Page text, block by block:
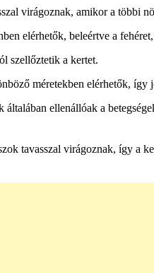
virágoznak, amikor a többi
elérhetők, beleértve a
szellőztetik a kertet.
méretekben elérhetők, így
általában ellenállóak a
tavasszal virágoznak, így a